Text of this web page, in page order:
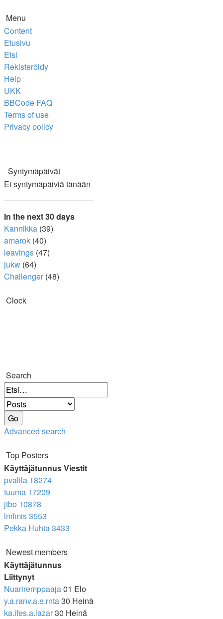
Menu
Content
Etusivu
Etsi
Rekisteröidy
Help
UKK
BBCode FAQ
Terms of use
Privacy policy
Syntymäpäivät
Ei syntymäpäiviä tänään
In the next 30 days
Kannikka (39)
amarok (40)
leavings (47)
jukw (64)
Challenger (48)
Clock
Search
Advanced search
Top Posters
KäyttäjätunnusViestit
pvalila 18274
tuuma 17209
jtbo 10878
lmfmis3553
Pekka Huhta3433
Newest members
Käyttäjätunnus
Liittynyt
Nuariremppaaja01 Elo
y.a.ranv.a.e.rnta30 Heinä
ka.ifes.a.lazar30 Heinä